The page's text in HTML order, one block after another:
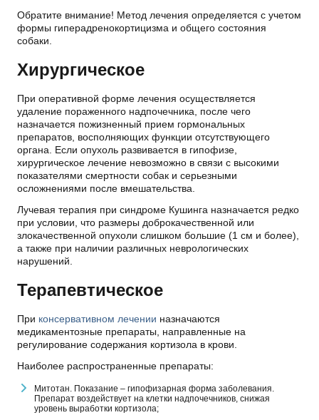
Обратите внимание! Метод лечения определяется с учетом
формы гиперадренокортицизма и общего состояния
собаки.
Хирургическое
При оперативной форме лечения осуществляется
удаление пораженного надпочечника, после чего
назначается пожизненный прием гормональных
препаратов, восполняющих функции отсутствующего
органа. Если опухоль развивается в гипофизе,
хирургическое лечение невозможно в связи с высокими
показателями смертности собак и серьезными
осложнениями после вмешательства.
Лучевая терапия при синдроме Кушинга назначается редко
при условии, что размеры доброкачественной или
злокачественной опухоли слишком большие (1 см и более),
а также при наличии различных неврологических
нарушений.
Терапевтическое
При консервативном лечении назначаются
медикаментозные препараты, направленные на
регулирование содержания кортизола в крови.
Наиболее распространенные препараты:
Митотан. Показание – гипофизарная форма заболевания.
Препарат воздействует на клетки надпочечников, снижая
уровень выработки кортизола;